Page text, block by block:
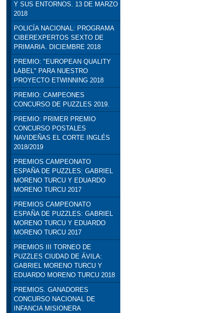
Y SUS ENTORNOS. 13 DE MARZO
2018
POLICÍA NACIONAL: PROGRAMA
CIBEREXPERTOS SEXTO DE
PRIMARIA. DICIEMBRE 2018
PREMIO: "EUROPEAN QUALITY
LABEL" PARA NUESTRO
PROYECTO ETWINNING 2018
PREMIO: CAMPEONES
CONCURSO DE PUZZLES 2019.
PREMIO: PRIMER PREMIO
CONCURSO POSTALES
NAVIDEÑAS EL CORTE INGLÉS
2018/2019
PREMIOS CAMPEONATO
ESPAÑA DE PUZZLES: GABRIEL
MORENO TURCU Y EDUARDO
MORENO TURCU 2017
PREMIOS CAMPEONATO
ESPAÑA DE PUZZLES: GABRIEL
MORENO TURCU Y EDUARDO
MORENO TURCU 2017
PREMIOS III TORNEO DE
PUZZLES CIUDAD DE ÁVILA:
GABRIEL MORENO TURCU Y
EDUARDO MORENO TURCU 2018
PREMIOS. GANADORES
CONCURSO NACIONAL DE
INFANCIA MISIONERA